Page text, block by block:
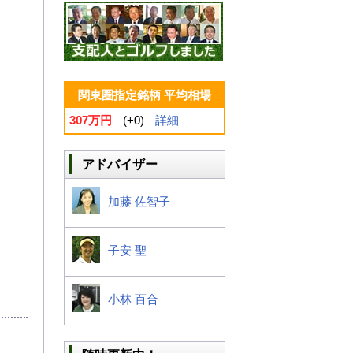
関東圏指定銘柄 平均相場
307万円
(+0) 詳細
アドバイザー
加藤 佐智子
子安 聖
小林 百合